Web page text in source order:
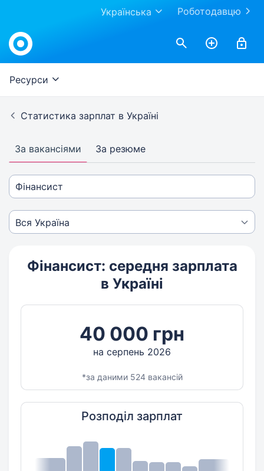
Роботодавцю
Українська
Ресурси
Статистика зарплат в Україні
За вакансіями За резюме
Фінансист: середня зарплата
в Україні
40 000 грн
на серпень 2026
*за даними 524 вакансій
Розподіл зарплат